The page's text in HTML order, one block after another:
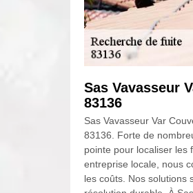
Sas Vavasseur
83136
Sas Vavasseur Var
83136. Forte de
pointe pour localiser les
entreprise locale, nous
les coûts. Nos solutions